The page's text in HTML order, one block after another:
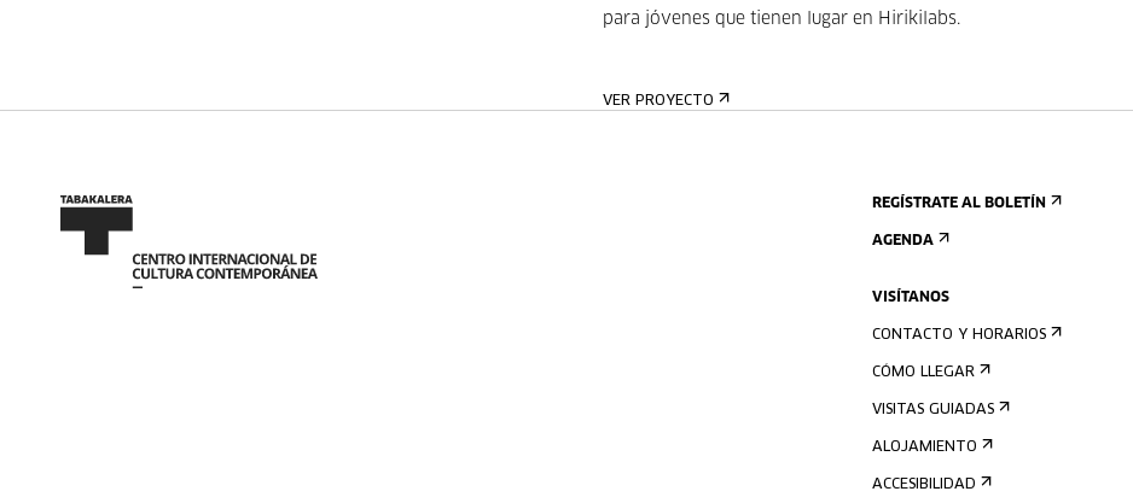
para jóvenes que tienen lugar en Hirikilabs.
VER PROYECTO
REGÍSTRATE AL BOLETÍN
AGENDA
VISÍTANOS
CONTACTO Y HORARIOS
CÓMO LLEGAR
VISITAS GUIADAS
ALOJAMIENTO
ACCESIBILIDAD